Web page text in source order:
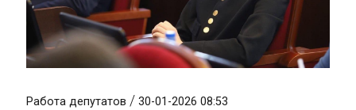
Работа депутатов / 30-01-2026 08:53